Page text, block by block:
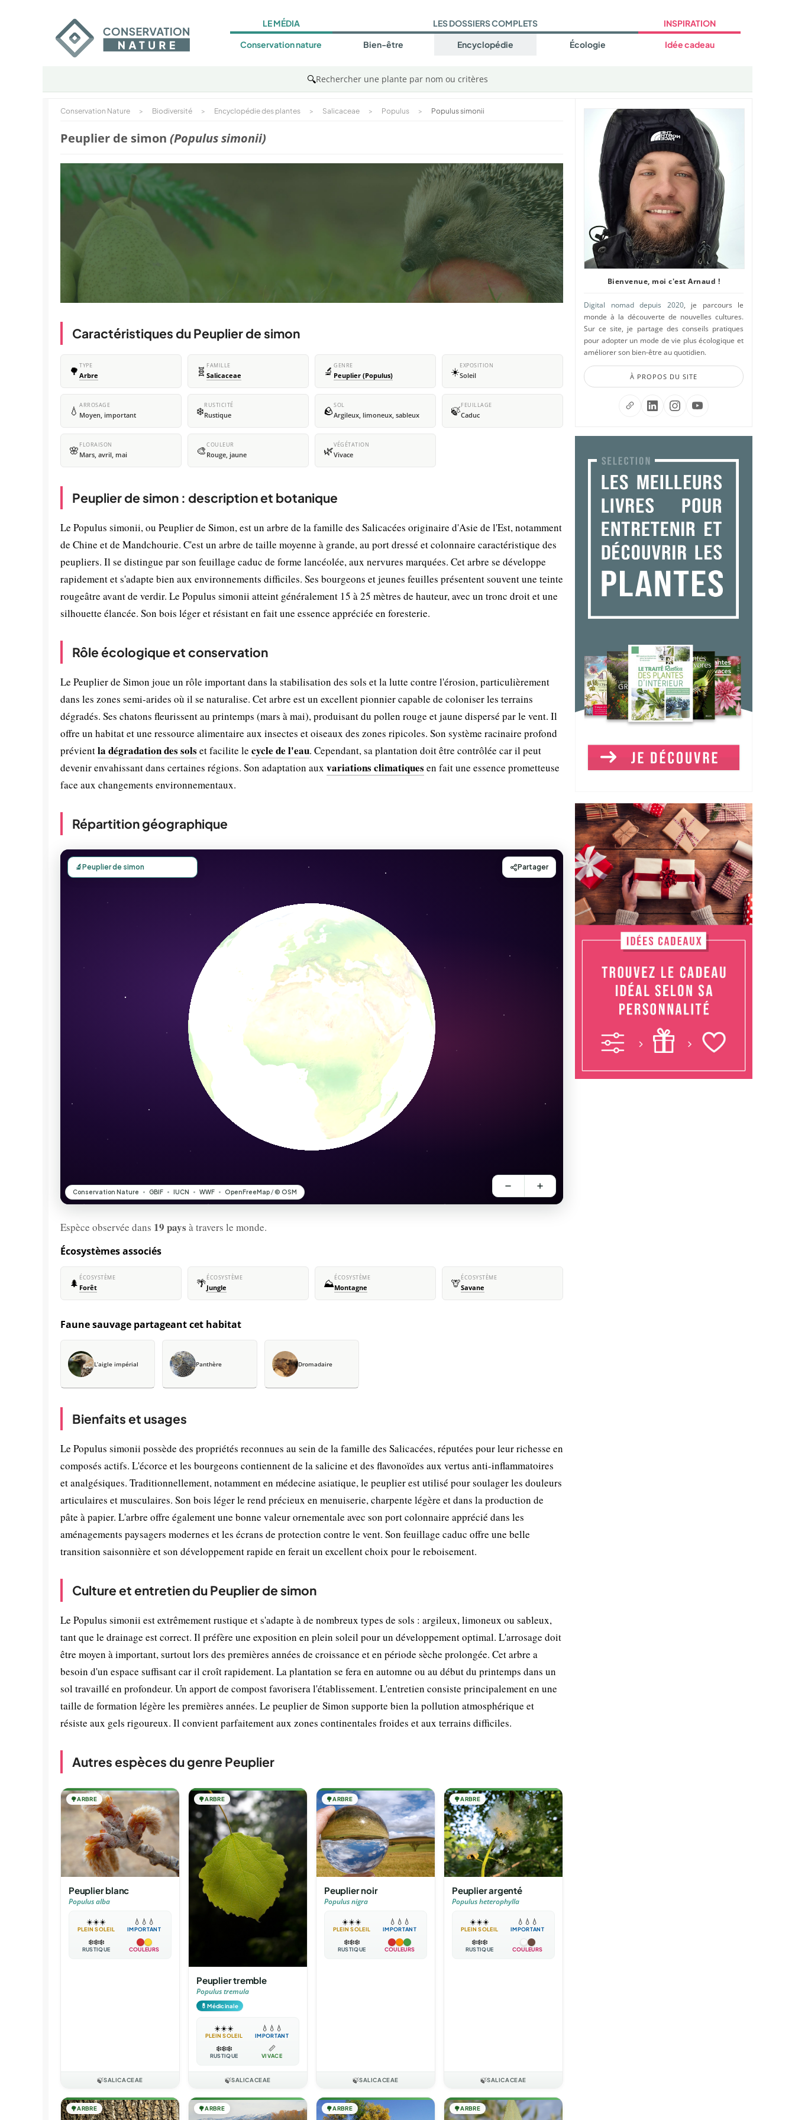
LE MÉDIA
Conservation nature
LES DOSSIERS COMPLETS
Bien-être Encyclopédie Écologie
INSPIRATION
Idée cadeau
🔍Rechercher une plante par nom ou critères
Conservation Nature > Biodiversité > Encyclopédie des plantes > Salicaceae > Populus > Populus simonii
Peuplier de simon (Populus simonii)
Caractéristiques du Peuplier de simon
🌳 TYPE
Arbre 🧬 FAMILLE
Salicaceae 🔬 GENRE
Peuplier (Populus) ☀️EXPOSITION
Soleil
💧 ARROSAGE
Moyen, important ❄️RUSTICITÉ
Rustique 🪨SOL
Argileux, limoneux, sableux 🍃FEUILLAGE
Caduc
🌸 FLORAISON
Mars, avril, mai 🎨COULEUR
Rouge, jaune 🌿VÉGÉTATION
Vivace
Peuplier de simon : description et botanique
Le Populus simonii, ou Peuplier de Simon, est un arbre de la famille des Salicacées originaire d'Asie de l'Est, notamment
de Chine et de Mandchourie. C'est un arbre de taille moyenne à grande, au port dressé et colonnaire caractéristique des
peupliers. Il se distingue par son feuillage caduc de forme lancéolée, aux nervures marquées. Cet arbre se développe
rapidement et s'adapte bien aux environnements difficiles. Ses bourgeons et jeunes feuilles présentent souvent une teinte
rougeâtre avant de verdir. Le Populus simonii atteint généralement 15 à 25 mètres de hauteur, avec un tronc droit et une
silhouette élancée. Son bois léger et résistant en fait une essence appréciée en foresterie.
Rôle écologique et conservation
Le Peuplier de Simon joue un rôle important dans la stabilisation des sols et la lutte contre l'érosion, particulièrement
dans les zones semi-arides où il se naturalise. Cet arbre est un excellent pionnier capable de coloniser les terrains
dégradés. Ses chatons fleurissent au printemps (mars à mai), produisant du pollen rouge et jaune dispersé par le vent. Il
offre un habitat et une ressource alimentaire aux insectes et oiseaux des zones ripicoles. Son système racinaire profond
prévientla dégradation des sols et facilite le cycle de l'eau. Cependant, sa plantation doit être contrôlée car il peut
devenir envahissant dans certaines régions. Son adaptation aux variations climatiques en fait une essence prometteuse
face aux changements environnementaux.
Répartition géographique
Espèce observée dans 19 pays à travers le monde.
Écosystèmes associés
🌲 ÉCOSYSTÈME
Forêt 🌴ÉCOSYSTÈME
Jungle ⛰️ÉCOSYSTÈME
Montagne 🦒ÉCOSYSTÈME
Savane
Faune sauvage partageant cet habitat
L’aigle impérial Panthère Dromadaire
Bienfaits et usages
Le Populus simonii possède des propriétés reconnues au sein de la famille des Salicacées, réputées pour leur richesse en
composés actifs. L'écorce et les bourgeons contiennent de la salicine et des flavonoïdes aux vertus anti-inflammatoires
et analgésiques. Traditionnellement, notamment en médecine asiatique, le peuplier est utilisé pour soulager les douleurs
articulaires et musculaires. Son bois léger le rend précieux en menuiserie, charpente légère et dans la production de
pâte à papier. L'arbre offre également une bonne valeur ornementale avec son port colonnaire apprécié dans les
aménagements paysagers modernes et les écrans de protection contre le vent. Son feuillage caduc offre une belle
transition saisonnière et son développement rapide en ferait un excellent choix pour le reboisement.
Culture et entretien du Peuplier de simon
Le Populus simonii est extrêmement rustique et s'adapte à de nombreux types de sols : argileux, limoneux ou sableux,
tant que le drainage est correct. Il préfère une exposition en plein soleil pour un développement optimal. L'arrosage doit
être moyen à important, surtout lors des premières années de croissance et en période sèche prolongée. Cet arbre a
besoin d'un espace suffisant car il croît rapidement. La plantation se fera en automne ou au début du printemps dans un
sol travaillé en profondeur. Un apport de compost favorisera l'établissement. L'entretien consiste principalement en une
taille de formation légère les premières années. Le peuplier de Simon supporte bien la pollution atmosphérique et
résiste aux gels rigoureux. Il convient parfaitement aux zones continentales froides et aux terrains difficiles.
Autres espèces du genre Peuplier
🌳ARBRE
Peuplier blanc
Populus alba
☀️☀️☀️
PLEIN SOLEIL
💧 💧 💧
IMPORTANT
❄️❄️❄️
RUSTIQUE COULEURS
🍃SALICACEAE
🌳ARBRE
Peuplier tremble
Populus tremula
💊Médicinale
☀️☀️☀️
PLEIN SOLEIL
💧 💧 💧
IMPORTANT
❄️❄️❄️
RUSTIQUE
📏
VIVACE
🍃SALICACEAE
🌳ARBRE
Peuplier noir
Populus nigra
☀️☀️☀️
PLEIN SOLEIL
💧 💧 💧
IMPORTANT
❄️❄️❄️
RUSTIQUE COULEURS
🍃SALICACEAE
🌳ARBRE
Peuplier argenté
Populus heterophylla
☀️☀️☀️
PLEIN SOLEIL
💧 💧 💧
IMPORTANT
❄️❄️❄️
RUSTIQUE COULEURS
🍃SALICACEAE
🌳ARBRE 🌳ARBRE 🌳ARBRE 🌳ARBRE
Bienvenue, moi c'est Arnaud !
Digital nomad depuis 2020, je parcours le
monde à la découverte de nouvelles cultures.
Sur ce site, je partage des conseils pratiques
pour adopter un mode de vie plus écologique et
améliorer son bien-être au quotidien.
À PROPOS DU SITE